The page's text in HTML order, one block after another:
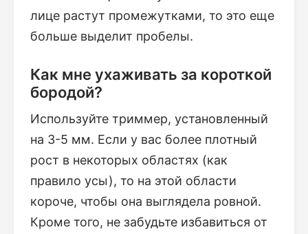
лице растут промежутками, то это еще
больше выделит пробелы.
Как мне ухаживать за короткой
бородой?
Используйте триммер, установленный
на 3-5 мм. Если у вас более плотный
рост в некоторых областях (как
правило усы), то на этой области
короче, чтобы она выглядела ровной.
Кроме того, не забудьте избавиться от